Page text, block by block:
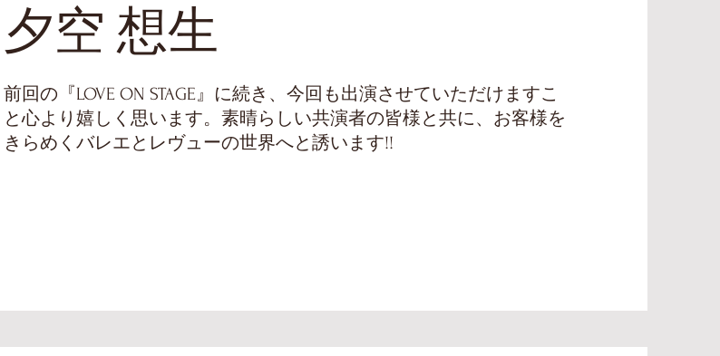
夕空 想生
前回の『LOVE ON STAGE』に続き、今回も出演させていただけますこ
と心より嬉しく思います。素晴らしい共演者の皆様と共に、お客様を
きらめくバレエとレヴューの世界へと誘います!!